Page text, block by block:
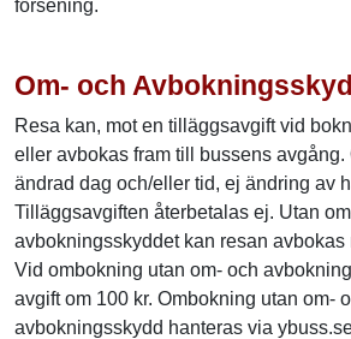
försening.
Om- och
Resa kan, mot en tilläggsavgift vid
eller avbokas fram till bussens
ändrad dag och/eller tid, ej ändring av
Tilläggsavgiften återbetalas ej. Utan
avbokningsskyddet kan resan avbokas
Vid ombokning utan om- och
avgift om 100 kr. Ombokning utan om-
avbokningsskydd hanteras via